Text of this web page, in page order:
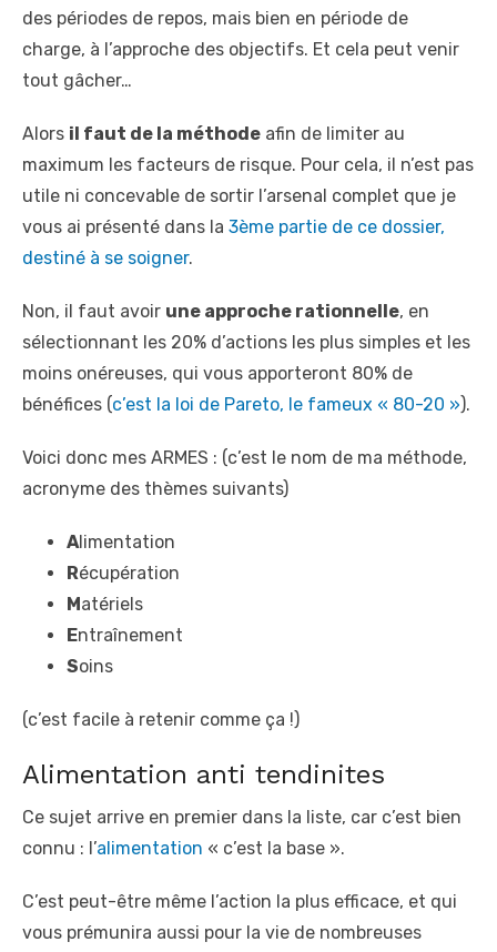
des périodes de repos, mais bien en période de
charge, à l’approche des objectifs. Et cela peut venir
tout gâcher…
Alors il faut de la méthode afin de limiter au
maximum les facteurs de risque. Pour cela, il n’est pas
utile ni concevable de sortir l’arsenal complet que je
vous ai présenté dans la 3ème partie de ce dossier,
destiné à se soigner.
Non, il faut avoir une approche rationnelle, en
sélectionnant les 20% d’actions les plus simples et les
moins onéreuses, qui vous apporteront 80% de
bénéfices (c’est la loi de Pareto, le fameux « 80-20 »).
Voici donc mes ARMES : (c’est le nom de ma méthode,
acronyme des thèmes suivants)
Alimentation
Récupération
M atériels
Entraînement
Soins
(c’est facile à retenir comme ça !)
Alimentation anti tendinites
Ce sujet arrive en premier dans la liste, car c’est bien
connu : l’alimentation « c’est la base ».
C’est peut-être même l’action la plus efficace, et qui
vous prémunira aussi pour la vie de nombreuses